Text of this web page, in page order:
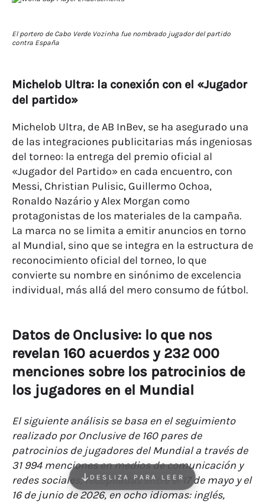
DESLIZA PARA LEER
El portero de Cabo Verde Vozinha fue nombrado jugador del partido
contra España
Michelob Ultra: la conexión con el «Jugador
del partido»
Michelob Ultra, de AB InBev, se ha asegurado una
de las integraciones publicitarias más ingeniosas
del torneo: la entrega del premio oficial al
«Jugador del Partido» en cada encuentro, con
Messi, Christian Pulisic, Guillermo Ochoa,
Ronaldo Nazário y Alex Morgan como
protagonistas de los materiales de la campaña.
La marca no se limita a emitir anuncios en torno
al Mundial, sino que se integra en la estructura de
reconocimiento oficial del torneo, lo que
convierte su nombre en sinónimo de excelencia
individual, más allá del mero consumo de fútbol.
Datos de Onclusive: lo que nos
revelan 160 acuerdos y 232 000
menciones sobre los patrocinios de
los jugadores en el Mundial
El siguiente análisis se basa en el seguimiento
realizado por Onclusive de 160 pares de
patrocinios de jugadores del Mundial a través de
31 994 menciones en medios de comunicación y
redes sociales, recopiladas entre el 17 de mayo y el
16 de junio de 2026, en ocho idiomas: inglés,